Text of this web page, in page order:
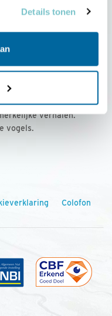
Details tonen
36,00 per jaar
leden, met
verhalen.
vogels.
Colofon